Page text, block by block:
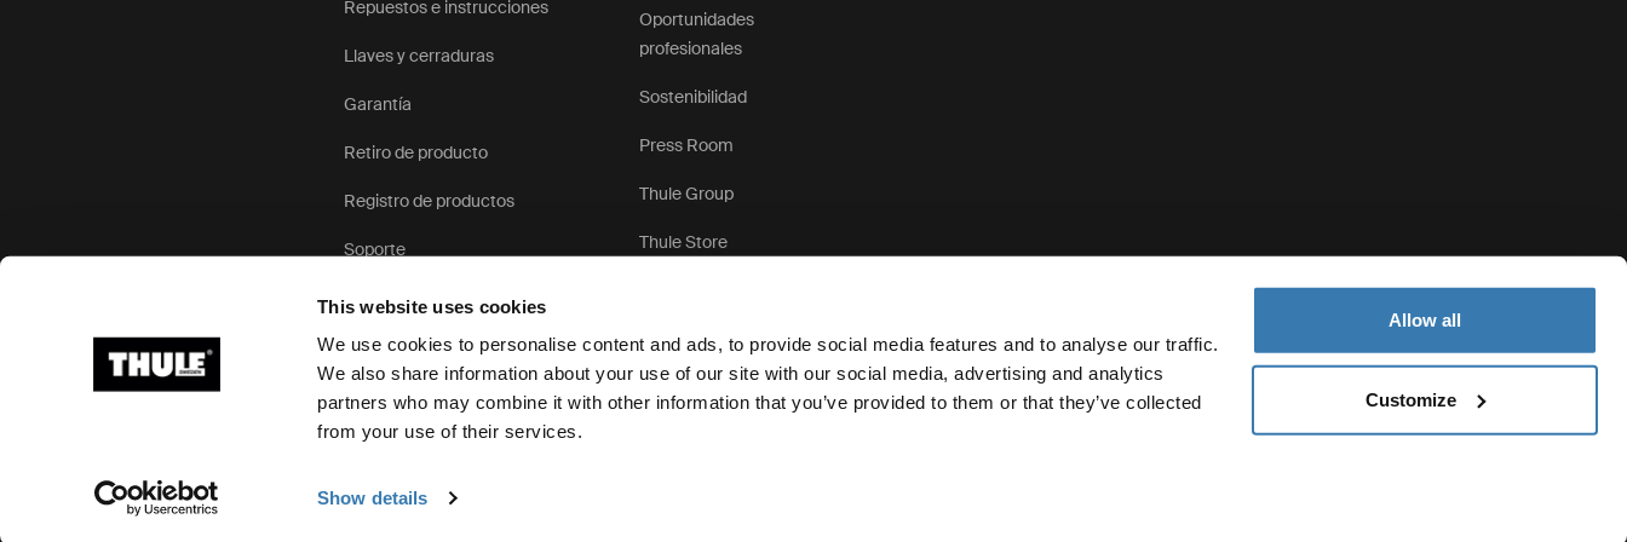
This website uses cookies
We use cookies to personalise content and ads, to provide social media features and to analyse our traffic.
We also share information about your use of our site with our social media, advertising and analytics
partners who may combine it with other information that you’ve provided to them or that they’ve collected
from your use of their services.
Show details
Allow all
Customize
Repuestos e instrucciones
Llaves y cerraduras
Garantía
Retiro de producto
Registro de productos
Soporte
Oportunidades
profesionales
Sostenibilidad
Press Room
Thule Group
Thule Store
Ⓒ 2026 Thule Group Todos los derechos reservados Aviso de privacidad Política de cookies Configuración de cookies Current market/